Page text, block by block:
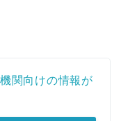
関向けの情報が